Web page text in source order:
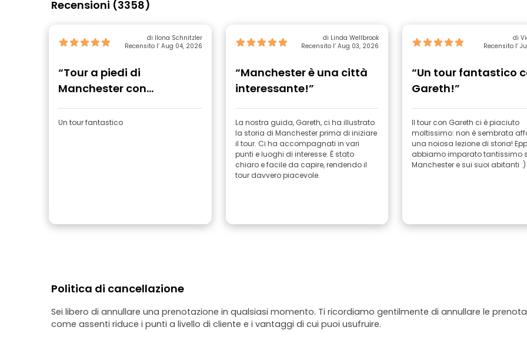
Recensioni (3358)
di Ilona Schnitzler
Recensito l’ Aug 04, 2026
“Tour a piedi di
Manchester con
Sausage”
Un tour fantastico
di Linda Wellbrook
Recensito l’ Aug 03, 2026
“Manchester è una città
interessante!”
La nostra guida, Gareth, ci ha illustrato
la storia di Manchester prima di iniziare
il tour. Ci ha accompagnati in vari
punti e luoghi di interesse. È stato
chiaro e facile da capire, rendendo il
tour davvero piacevole.
di
Recensito l’
“Un tour fantastico
Gareth!”
Il tour con Gareth ci è piaciuto
moltissimo: non è sembrata
una noiosa lezione di storia!
abbiamo imparato tantissimo
Manchester e sui suoi abitanti :)
Politica di cancellazione
Sei libero di annullare una prenotazione in qualsiasi momento. Ti ricordiamo gentilmente di annullare le
come assenti riduce i punti a livello di cliente e i vantaggi di cui puoi usufruire.